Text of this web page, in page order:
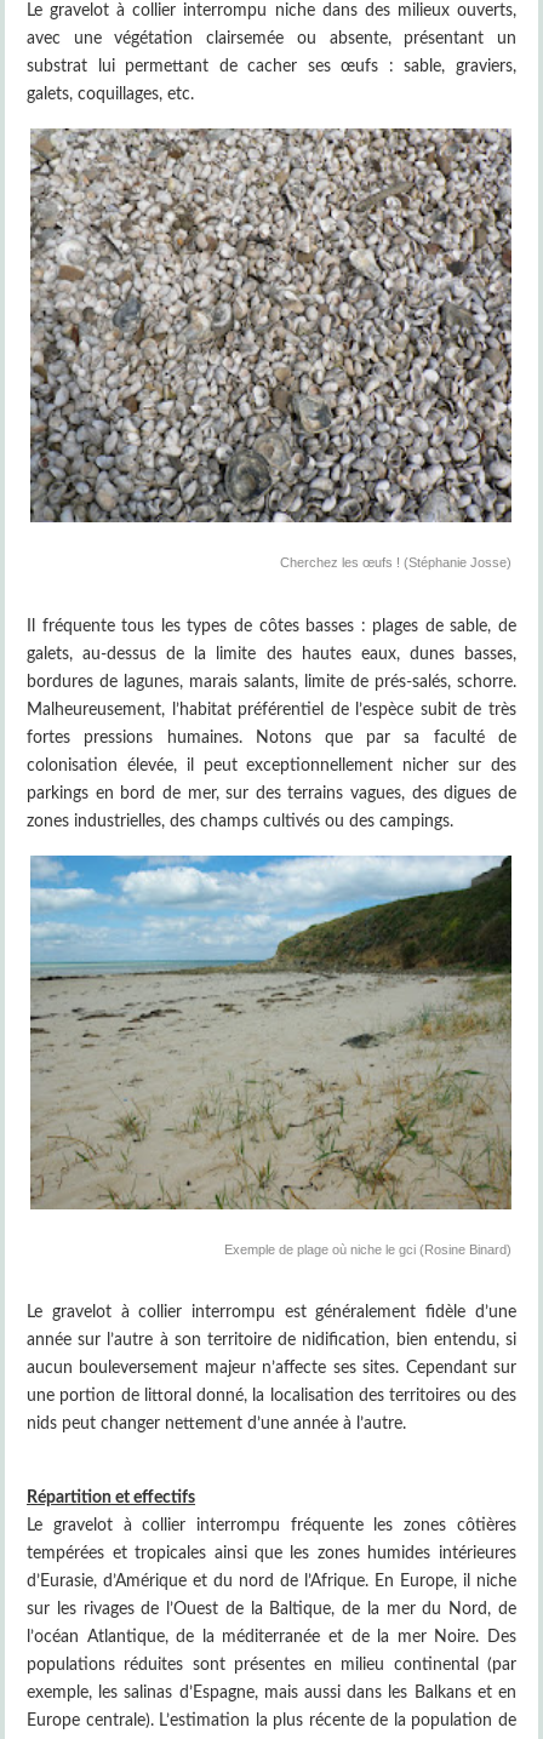
Le gravelot à collier interrompu niche dans des milieux ouverts,
avec une végétation clairsemée ou absente, présentant un
substrat lui permettant de cacher ses œufs : sable, graviers,
galets, coquillages, etc.
Cherchez les œufs ! (Stéphanie Josse)
Il fréquente tous les types de côtes basses : plages de sable, de
galets, au-dessus de la limite des hautes eaux, dunes basses,
bordures de lagunes, marais salants, limite de prés-salés, schorre.
Malheureusement, l’habitat préférentiel de l’espèce subit de très
fortes pressions humaines. Notons que par sa faculté de
colonisation élevée, il peut exceptionnellement nicher sur des
parkings en bord de mer, sur des terrains vagues, des digues de
zones industrielles, des champs cultivés ou des campings.
Exemple de plage où niche le gci (Rosine Binard)
Le gravelot à collier interrompu est généralement fidèle d’une
année sur l’autre à son territoire de nidification, bien entendu, si
aucun bouleversement majeur n’affecte ses sites. Cependant sur
une portion de littoral donné, la localisation des territoires ou des
nids peut changer nettement d’une année à l’autre.
Répartition et effectifs
Le gravelot à collier interrompu fréquente les zones côtières
tempérées et tropicales ainsi que les zones humides intérieures
d’Eurasie, d’Amérique et du nord de l’Afrique. En Europe, il niche
sur les rivages de l’Ouest de la Baltique, de la mer du Nord, de
l’océan Atlantique, de la méditerranée et de la mer Noire. Des
populations réduites sont présentes en milieu continental (par
exemple, les salinas d’Espagne, mais aussi dans les Balkans et en
Europe centrale). L’estimation la plus récente de la population de